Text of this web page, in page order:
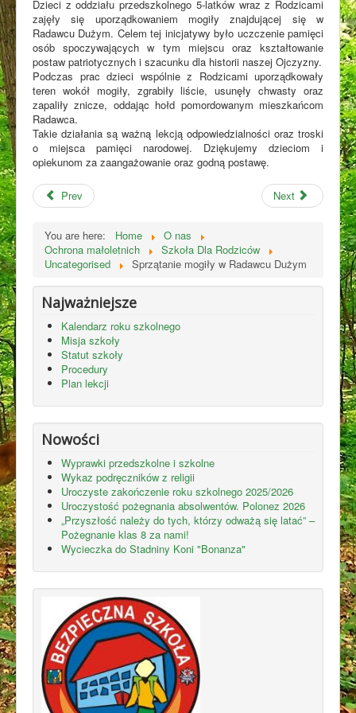
Dzieci z oddziału przedszkolnego 5-latków wraz z Rodzicami
zajęły się uporządkowaniem mogiły znajdującej się w
Radawcu Dużym. Celem tej inicjatywy było uczczenie pamięci
osób spoczywających w tym miejscu oraz kształtowanie
postaw patriotycznych i szacunku dla historii naszej Ojczyzny.
Podczas prac dzieci wspólnie z Rodzicami uporządkowały
teren wokół mogiły, zgrabiły liście, usunęły chwasty oraz
zapaliły znicze, oddając hołd pomordowanym mieszkańcom
Radawca.
Takie działania są ważną lekcją odpowiedzialności oraz troski
o miejsca pamięci narodowej. Dziękujemy dzieciom i
opiekunom za zaangażowanie oraz godną postawę.
Prev Next
You are here: Home
O nas
Ochrona małoletnich
Szkoła Dla Rodziców
Uncategorised
Sprzątanie mogiły w Radawcu Dużym
Najważniejsze
Kalendarz roku szkolnego
Misja szkoły
Statut szkoły
Procedury
Plan lekcji
Nowości
Wyprawki przedszkolne i szkolne
Wykaz podręczników z religii
Uroczyste zakończenie roku szkolnego 2025/2026
Uroczystość pożegnania absolwentów. Polonez 2026
„Przyszłość należy do tych, którzy odważą się latać” –
Pożegnanie klas 8 za nami!
Wycieczka do Stadniny Koni "Bonanza"